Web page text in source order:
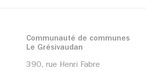
Communauté de communes
Le Grésivaudan
390, rue Henri Fabre